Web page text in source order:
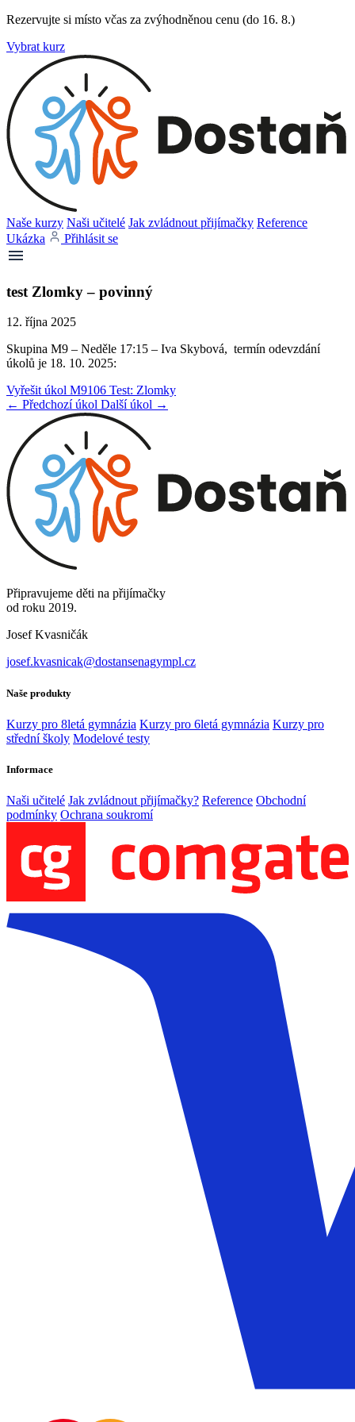
Rezervujte si místo včas za zvýhodněnou cenu (do 16. 8.)
Vybrat kurz
Naše kurzy Naši učitelé Jak zvládnout přijímačky Reference
Ukázka
Přihlásit se
test Zlomky – povinný
12. října 2025
Skupina M9 – Neděle 17:15 – Iva Skybová, termín odevzdání
úkolů je 18. 10. 2025:
Vyřešit úkol M9106 Test: Zlomky
← Předchozí úkol Další úkol →
Připravujeme děti na přijímačky
od roku 2019.
Josef Kvasničák
josef.kvasnicak@dostansenagympl.cz
Naše produkty
Kurzy pro 8letá gymnázia Kurzy pro 6letá gymnázia Kurzy pro
střední školy Modelové testy
Informace
Naši učitelé Jak zvládnout přijímačky? Reference Obchodní
podmínky Ochrana soukromí